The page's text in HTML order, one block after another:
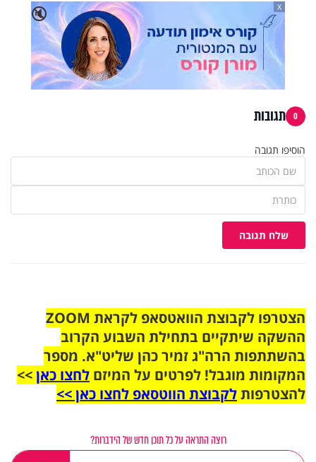
🔇
X
0 תגובות
הוסיפו תגובה
שלח תגובה
הצטרפו לקבוצת הוואטסאפ לקראת ZOOM
ההשקה שיתקיים בתחילת השבוע הקרוב
בהשתתפות הרה"ג זמיר כהן שליט"א. מספר
המקומות מוגבל! לפרטים על המיזם לחצו כאן>>
להצטרפותלקבוצת הווטסאפ לחצו כאן >>
רוצה התראה על כל תוכן חדש של הידברות?